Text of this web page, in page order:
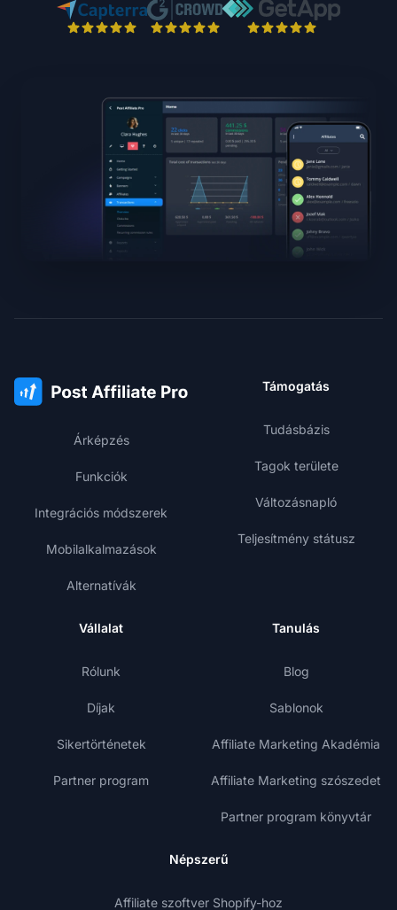
Árképzés
Funkciók
Integrációs módszerek
Mobilalkalmazások
Alternatívák
Támogatás
Tudásbázis
Tagok területe
Változásnapló
Teljesítmény státusz
Vállalat
Rólunk
Díjak
Sikertörténetek
Partner program
Tanulás
Blog
Sablonok
Affiliate Marketing Akadémia
Affiliate Marketing szószedet
Partner program könyvtár
Népszerű
Affiliate szoftver Shopify-hoz